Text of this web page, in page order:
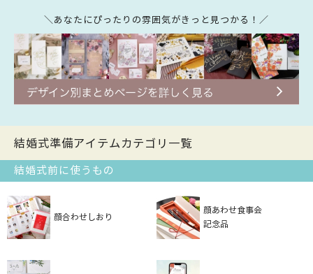
＼あなたにぴったりの雰囲気がきっと見つかる！／
結婚式準備アイテムカテゴリ一覧
結婚式前に使うもの
顔合わせしおり
顔あわせ食事会
記念品